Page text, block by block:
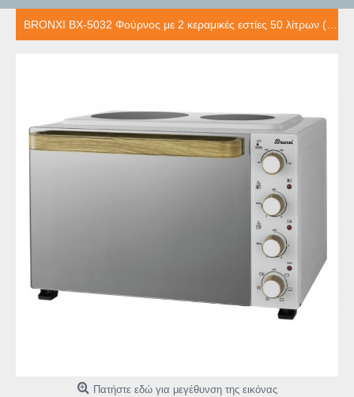
Πατήστε εδώ για μεγέθυνση της εικόνας